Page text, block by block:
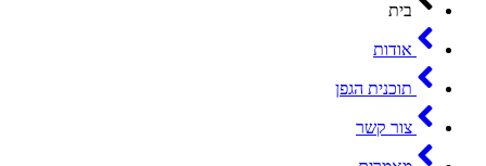
בית
אודות
תוכנית הגפן
צור קשר